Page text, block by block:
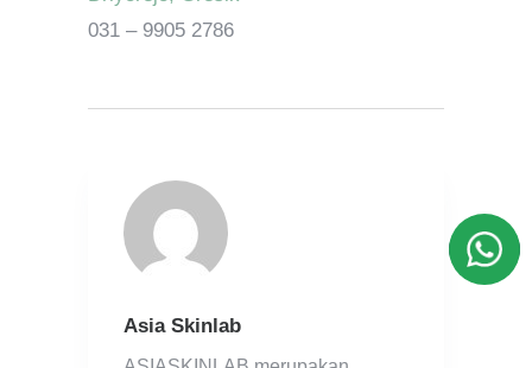
031 – 9905 2786
Asia Skinlab